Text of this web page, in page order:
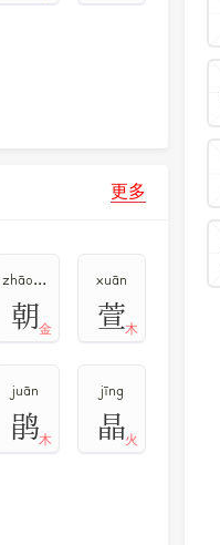
更多
zhāo,cháo
朝金
xuān
萱木
juān
鹃木
jīng
晶火